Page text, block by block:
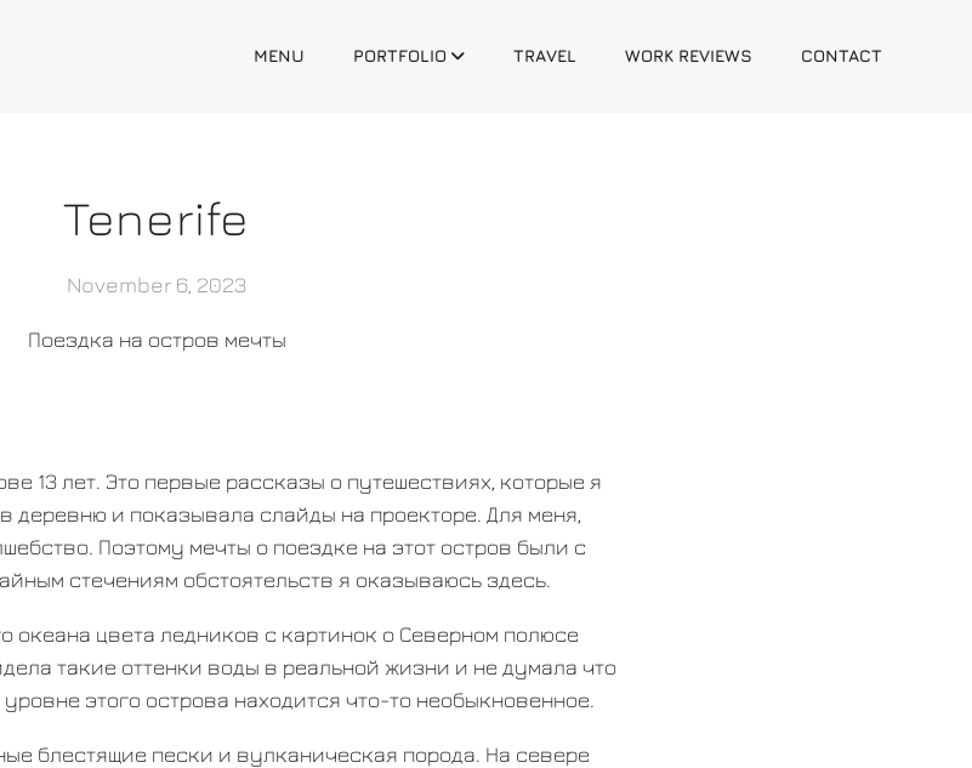
MENU PORTFOLIO TRAVEL WORK REVIEWS CONTACT
Tenerife
November 6, 2023
Поездка на остров мечты
13 лет. Это первые рассказы о путешествиях, которые я
деревню и показывала слайды на проекторе. Для меня,
Поэтому мечты о поездке на этот остров были с
стечениям обстоятельств я оказываюсь здесь.
океана цвета ледников с картинок о Северном полюсе
такие оттенки воды в реальной жизни и не думала что
этого острова находится что-то необыкновенное.
блестящие пески и вулканическая порода. На севере